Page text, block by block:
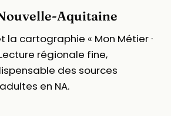
Aquitaine
la cartographie « Mon Métier ·
régionale fine,
des sources
en NA.